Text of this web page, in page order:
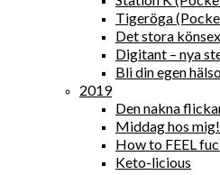
Tigeröga
Det stora
Digitant – nya
Bli din egen
2019
Den nakna
Middag hos mig!
How to FEEL
Keto-licious